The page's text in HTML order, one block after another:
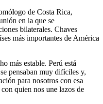
de Costa Rica,
en la que se
bilaterales. Chaves
más importantes de América
más estable. Perú está
pensaban muy difíciles y,
para nosotros con esa
quien nos une lazos de